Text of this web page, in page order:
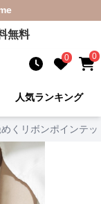
無料
0 0
人気ランキング
くリボンポインテ